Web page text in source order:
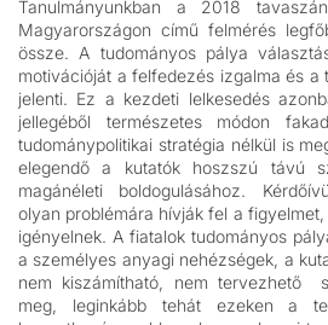
Tanulmányunkban a 2018
Magyarországon című felmérés
össze. A tudományos pálya
motivációját a felfedezés izgalma és a
jelenti. Ez a kezdeti lelkesedés
jellegéből természetes módon
tudománypolitikai stratégia nélkül is
elegendő a kutatók hoszszú távú
magánéleti boldogulásához.
olyan problémára hívják fel a
igényelnek. A fiatalok tudományos
a személyes anyagi nehézségek, a
nem kiszámítható, nem tervezhető
meg, leginkább tehát ezeken a